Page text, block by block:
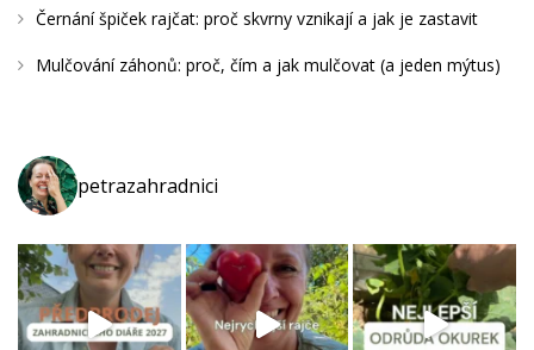
Černání špiček rajčat: proč skvrny vznikají a jak je zastavit
Mulčování záhonů: proč, čím a jak mulčovat (a jeden mýtus)
petrazahradnici